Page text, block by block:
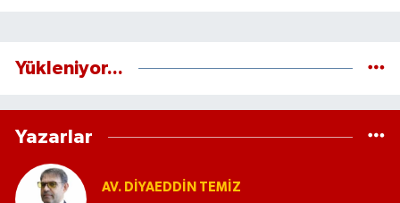
Yükleniyor...
Yazarlar
AV. DIYAEDDIN TEMIZ